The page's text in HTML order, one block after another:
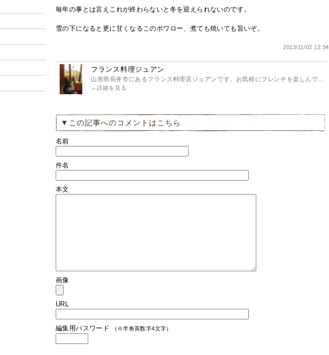
毎年の事とは言えこれが終わらないと冬を迎えられないのです。
雪の下になると更に甘くなるこのポワロー、煮ても焼いても旨いぞ。
2013/11/02 12:34
フランス料理ジュアン
山形県長井市にあるフランス料理店ジュアンです。お気軽にフレンチを楽しんで...
→ 詳細を見る
▼この記事へのコメントはこちら
名前
件名
本文
画像
URL
編集用パスワード （※半角英数字4文字）